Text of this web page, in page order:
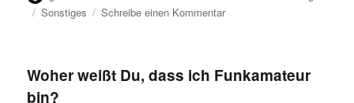
am
Kategorien
Sonstiges Schreibe einen Kommentarzu
Woher weißt Du, dass ich Funkamateur
bin?